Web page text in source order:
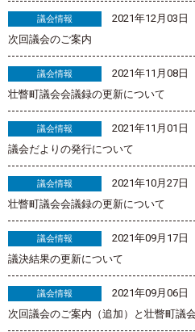
議会情報
2021年12月03日
次回議会のご案内
議会情報
2021年11月08日
壮瞥町議会会議録の更新について
議会情報
2021年11月01日
議会だよりの発行について
議会情報
2021年10月27日
壮瞥町議会会議録の更新について
議会情報
2021年09月17日
議決結果の更新について
議会情報
2021年09月06日
次回議会のご案内（追加）と壮瞥町議